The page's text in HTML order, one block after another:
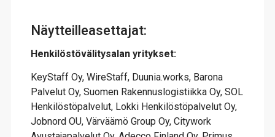
Näytteilleasettajat:
Henkilöstövälitysalan yritykset:
KeyStaff Oy, WireStaff, Duunia.works, Barona
Palvelut Oy, Suomen Rakennuslogistiikka Oy, SOL
Henkilöstöpalvelut, Lokki Henkilöstöpalvelut Oy,
Jobnord OU, Värväämö Group Oy, Citywork